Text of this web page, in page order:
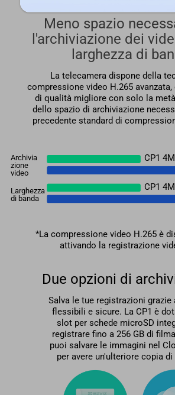
Meno spazio
l'archiviazione dei
larghezza di
La telecamera dispone della
compressione video H.265
di qualità migliore con solo la
dello spazio di archiviazione
precedente standard di
CP1
CP1
Archivia
zione
video
Larghezza
di banda
*La compressione video H.265 è
attivando la registrazione
Due opzioni di
Salva le tue registrazioni grazie
flessibili e sicure. La CP1 è
slot per schede microSD
registrare fino a 256 GB di
puoi salvare le immagini nel
per avere un'ulteriore copia di